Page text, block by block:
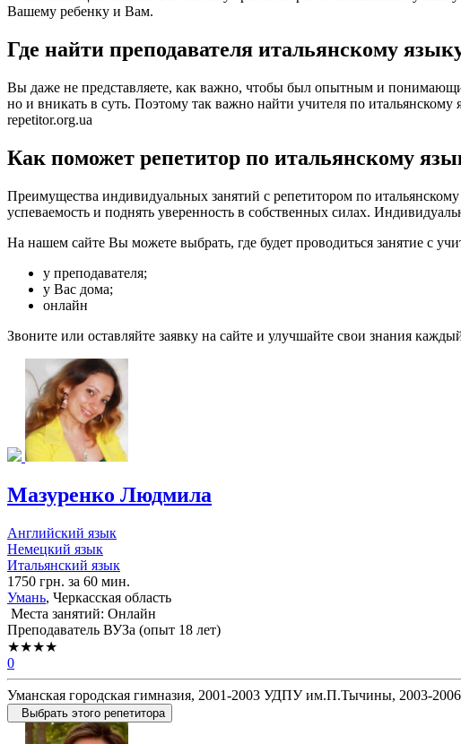
Вашему ребенку и Вам.
Где найти преподавателя итальянскому
Вы даже не представляете, как важно, чтобы был опытным и
но и вникать в суть. Поэтому так важно найти учителя по итальянскому
repetitor.org.ua
Как поможет репетитор по итальянскому
Преимущества индивидуальных занятий с репетитором по
успеваемость и поднять уверенность в собственных силах.
На нашем сайте Вы можете выбрать, где будет проводиться занятие с
у преподавателя;
у Вас дома;
онлайн
Звоните или оставляйте заявку на сайте и улучшайте свои знания
Мазуренко Людмила
Английский язык
Немецкий язык
Итальянский язык
1750 грн. за 60 мин.
Умань, Черкасская область
Места занятий: Онлайн
Преподаватель ВУЗа (опыт 18 лет)
★★★★
0
Уманская городская гимназия, 2001-2003 УДПУ им.П.Тычины, 2003-
Выбрать этого репетитора